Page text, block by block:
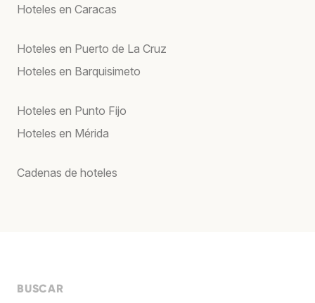
Hoteles en Caracas
Hoteles en Puerto de La Cruz
Hoteles en Barquisimeto
Hoteles en Punto Fijo
Hoteles en Mérida
Cadenas de hoteles
BUSCAR